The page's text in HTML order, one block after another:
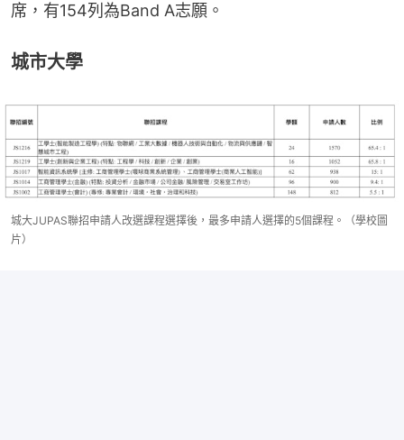
席，有154列為Band A志願。
城市大學
城大JUPAS聯招申請人改選課程選擇後，最多申請人選擇的5個課程。（學校圖
片）